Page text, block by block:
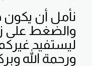
نأمل أن يكون
والضغط على
ليستفيد
ورحمة الله